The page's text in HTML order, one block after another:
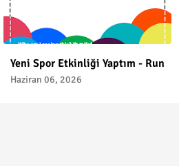
Yeni Spor Etkinliği Yaptım - Run
Haziran 06, 2026